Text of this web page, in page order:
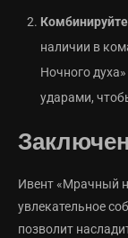
наличии в
Ночного
ударами,
Ивент «Мрачный
увлекательное
позволит